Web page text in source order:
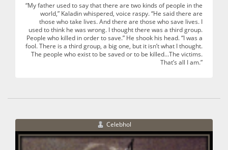
“My father used to say that there are two kinds of people in the
world,” Kaladin whispered, voice raspy. “He said there are
those who take lives. And there are those who save lives. I
used to think he was wrong. I thought there was a third group.
People who killed in order to save.” He shook his head. “I was a
fool. There is a third group, a big one, but it isn’t what I thought.
The people who exist to be saved or to be killed…The victims.
That’s all I am.”
Celebhol